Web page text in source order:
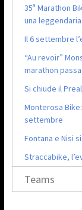
35ª Marathon
una
Il 6 settembre
“Au revoir”
marathon
Si chiude il
Monterosa
settembre
Fontana e Nisi
Straccabike,
Teams